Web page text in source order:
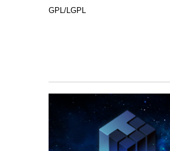
GPL/LGPL